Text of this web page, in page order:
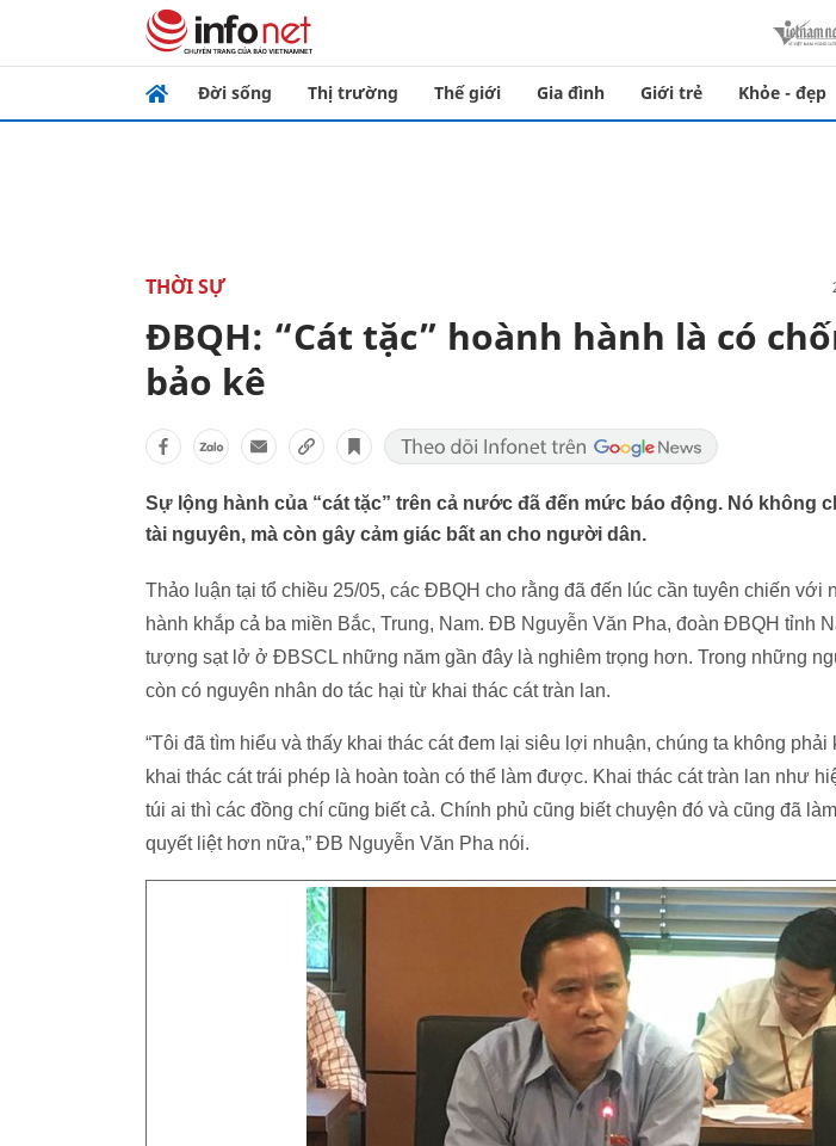
Đời sống Thị trường Thế giới Gia đình Giới trẻ Khỏe - đẹp
THỜI SỰ
ĐBQH: “Cát tặc” hoành hành là có
bảo kê
Sự lộng hành của “cát tặc” trên cả nước đã đến mức báo động. Nó không
tài nguyên, mà còn gây cảm giác bất an cho người dân.
Thảo luận tại tổ chiều 25/05, các ĐBQH cho rằng đã đến lúc cần tuyên chiến với
hành khắp cả ba miền Bắc, Trung, Nam. ĐB Nguyễn Văn Pha, đoàn ĐBQH tỉnh
tượng sạt lở ở ĐBSCL những năm gần đây là nghiêm trọng hơn. Trong những
còn có nguyên nhân do tác hại từ khai thác cát tràn lan.
“Tôi đã tìm hiểu và thấy khai thác cát đem lại siêu lợi nhuận, chúng ta không phải
khai thác cát trái phép là hoàn toàn có thể làm được. Khai thác cát tràn lan như
túi ai thì các đồng chí cũng biết cả. Chính phủ cũng biết chuyện đó và cũng đã
quyết liệt hơn nữa,” ĐB Nguyễn Văn Pha nói.